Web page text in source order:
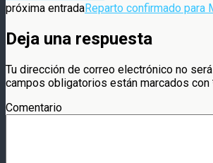
próxima entradaReparto confirmado para
Deja una respuesta
Tu dirección de correo electrónico no
campos obligatorios están marcados con
Comentario